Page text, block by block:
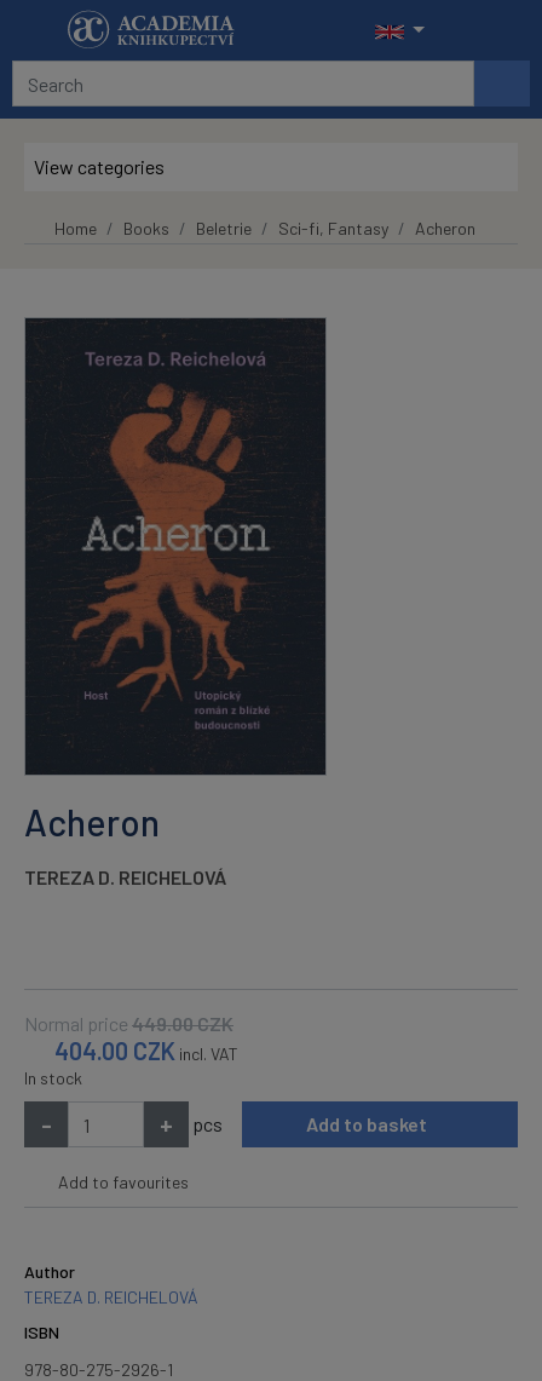
Skip to main content
View categories
Home Books Beletrie Sci-fi, Fantasy Acheron
Acheron
TEREZA D. REICHELOVÁ
Normal price 449.00CZK
404.00 CZK incl. VAT
In stock
- + pcs Add to basket
Add to favourites
Author
TEREZA D. REICHELOVÁ
ISBN
978-80-275-2926-1